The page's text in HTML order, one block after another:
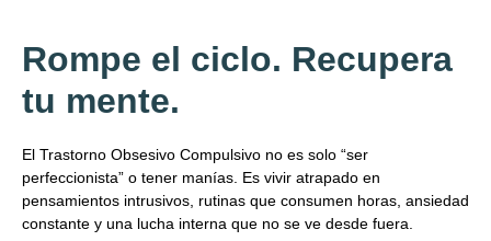
Rompe el ciclo. Recupera
tu mente.
El Trastorno Obsesivo Compulsivo no es solo “ser
perfeccionista” o tener manías. Es vivir atrapado en
pensamientos intrusivos, rutinas que consumen horas, ansiedad
constante y una lucha interna que no se ve desde fuera.